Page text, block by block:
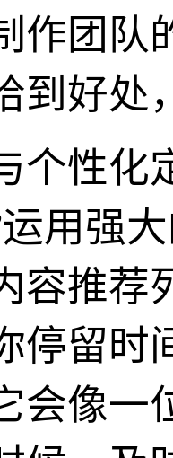
作团队
到好处
个性化
用强
容推荐
停留时
会像一